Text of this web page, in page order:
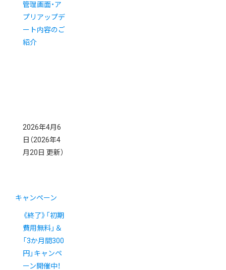
管理画面・ア
プリアップデ
ート内容のご
紹介
2026年4月6
日 （2026年4
月20日 更新）
キャンペーン
《終了》「初期
費用無料」＆
「3か月間300
円」キャンペ
ーン開催中！